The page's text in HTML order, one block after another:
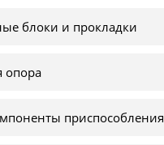
блоки и прокладки
опора
приспособления